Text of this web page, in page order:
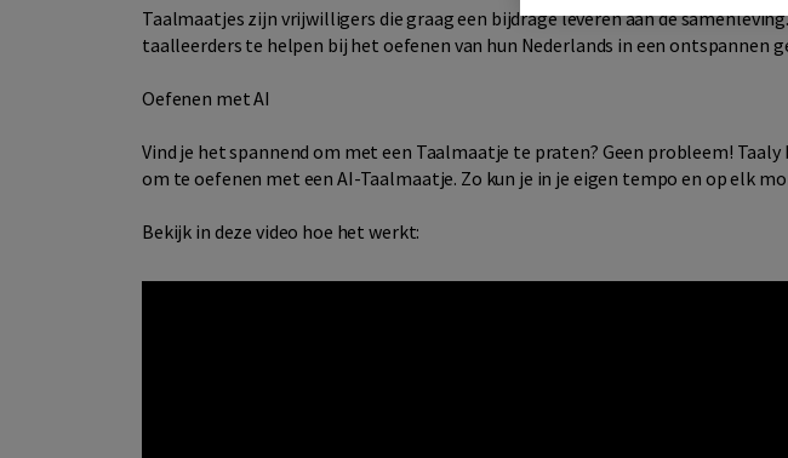
Taalmaatjes zijn vrijwilligers die graag een bijdrage leveren aan de
taalleerders te helpen bij het oefenen van hun Nederlands in een ontspannen
Oefenen met AI
Vind je het spannend om met een Taalmaatje te praten? Geen probleem!
om te oefenen met een AI-Taalmaatje. Zo kun je in je eigen tempo en op elk
Bekijk in deze video hoe het werkt: